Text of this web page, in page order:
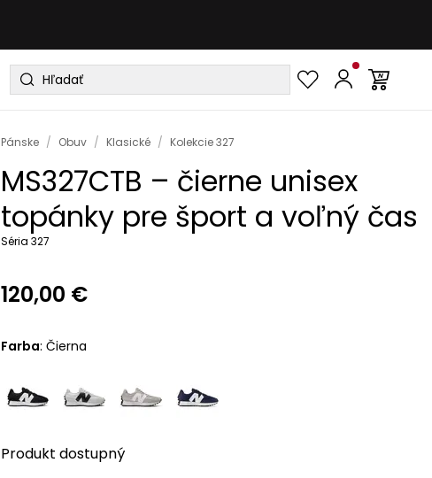
Pánske / Obuv / Klasické / Kolekcie 327
MS327CTB – čierne unisex
topánky pre šport a voľný čas
Séria 327
120,00 €
Farba: Čierna
Produkt dostupný